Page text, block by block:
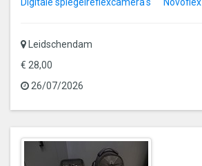
Leidschendam
€ 28,00
26/07/2026